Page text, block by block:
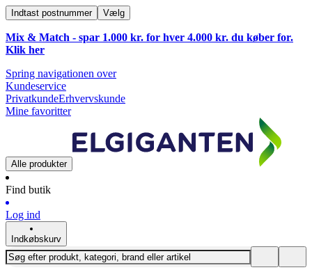
Indtast postnummer Vælg
Mix & Match - spar 1.000 kr. for hver 4.000 kr. du køber for.
Klik her
Spring navigationen over
Kundeservice
PrivatkundeErhvervskunde
Mine favoritter
Alle produkter
Find butik
Log ind
Indkøbskurv